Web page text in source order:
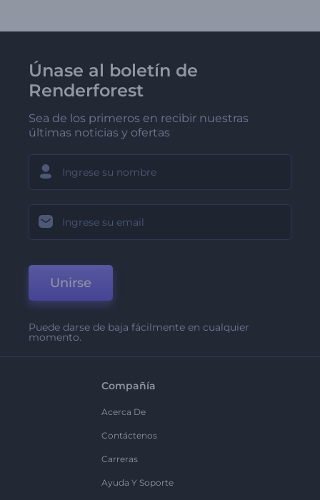
Únase al boletín de
Renderforest
Sea de los primeros en recibir nuestras
últimas noticias y ofertas
Unirse
Puede darse de baja fácilmente en cualquier
momento.
Compañía
Acerca De
Contáctenos
Carreras
Ayuda Y Soporte